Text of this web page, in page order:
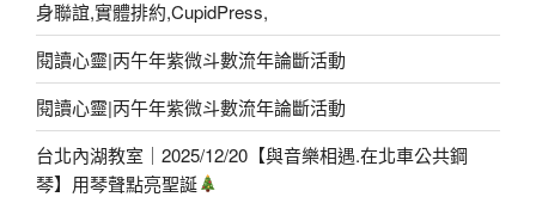
身聯誼,實體排約,CupidPress,
閱讀心靈|丙午年紫微斗數流年論斷活動
閱讀心靈|丙午年紫微斗數流年論斷活動
台北內湖教室｜2025/12/20【與音樂相遇.在北車公共鋼
琴】用琴聲點亮聖誕